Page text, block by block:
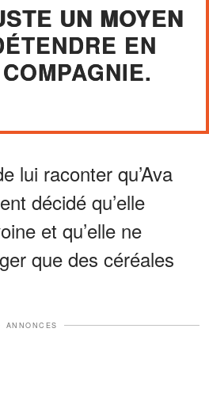
UN MOYEN
EN
lui raconter qu’Ava
décidé qu’elle
et qu’elle ne
que des céréales
ANNONCES